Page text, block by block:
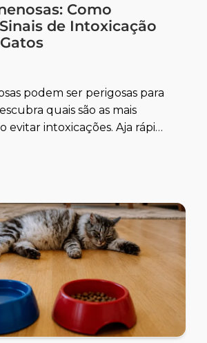
Como
de Intoxicação
podem ser perigosas para
quais são as mais
evitar intoxicações. Aja rápido